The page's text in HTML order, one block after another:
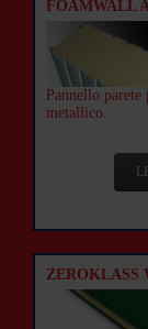
FOAMWALL
Pannello parete
metallico.
ZEROKLASS